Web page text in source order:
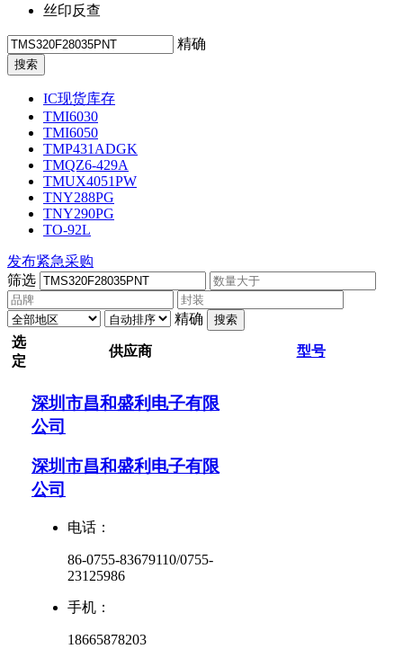
丝印反查
精确
IC现货库存
TMI6030
TMI6050
TMP431ADGK
TMQZ6-429A
TMUX4051PW
TNY288PG
TNY290PG
TO-92L
发布紧急采购
筛选
精确 搜索
选
定
供应商 型号
深圳市昌和盛利电子有限
公司
深圳市昌和盛利电子有限
公司
电话：
86-0755-83679110/0755-
23125986
手机：
18665878203